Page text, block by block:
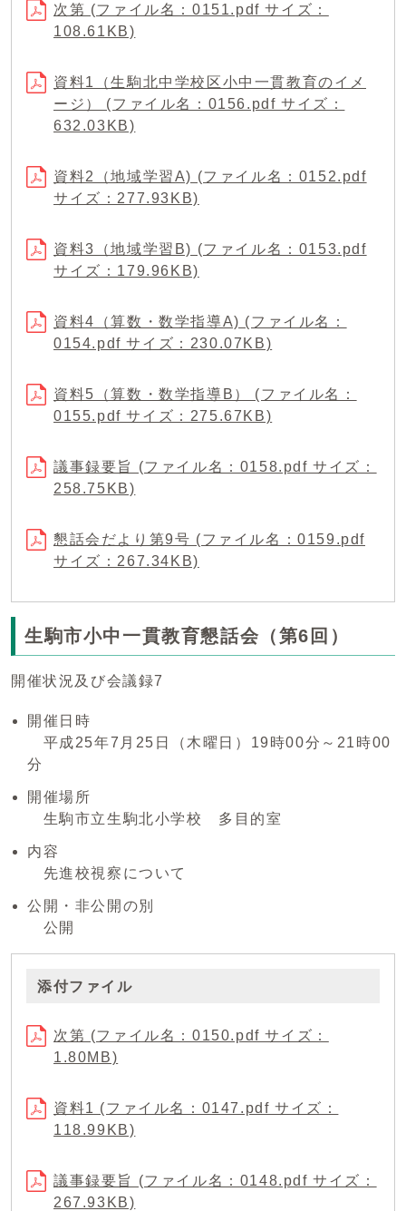
次第 (ファイル名：0151.pdf サイズ：
108.61KB)
資料1（生駒北中学校区小中一貫教育のイメ
ージ） (ファイル名：0156.pdf サイズ：
632.03KB)
資料2（地域学習A) (ファイル名：0152.pdf
サイズ：277.93KB)
資料3（地域学習B) (ファイル名：0153.pdf
サイズ：179.96KB)
資料4（算数・数学指導A) (ファイル名：
0154.pdf サイズ：230.07KB)
資料5（算数・数学指導B） (ファイル名：
0155.pdf サイズ：275.67KB)
議事録要旨 (ファイル名：0158.pdf サイズ：
258.75KB)
懇話会だより第9号 (ファイル名：0159.pdf
サイズ：267.34KB)
生駒市小中一貫教育懇話会（第6回）
開催状況及び会議録7
開催日時
平成25年7月25日（木曜日）19時00分～21時00
分
開催場所
生駒市立生駒北小学校 多目的室
内容
先進校視察について
公開・非公開の別
公開
添付ファイル
次第 (ファイル名：0150.pdf サイズ：
1.80MB)
資料1 (ファイル名：0147.pdf サイズ：
118.99KB)
議事録要旨 (ファイル名：0148.pdf サイズ：
267.93KB)